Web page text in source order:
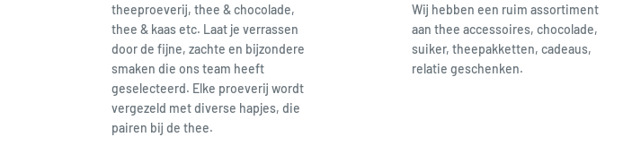
theeproeverij, thee & chocolade,
thee & kaas etc. Laat je verrassen
door de fijne, zachte en bijzondere
smaken die ons team heeft
geselecteerd. Elke proeverij wordt
vergezeld met diverse hapjes, die
pairen bij de thee.
Wij hebben een ruim assortiment
aan thee accessoires, chocolade,
suiker, theepakketten, cadeaus,
relatie geschenken.